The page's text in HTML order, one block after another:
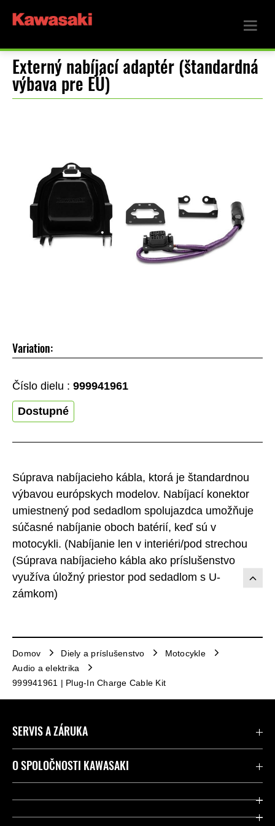
Externý nabíjací adaptér (štandardná
výbava pre EÚ)
Súprava nabíjacieho kábla, ktorá je štandardnou
výbavou európskych modelov. Nabíjací konektor
umiestnený pod sedadlom spolujazdca umožňuje
súčasné nabíjanie oboch batérií, keď sú v
motocykli. (Nabíjanie len v interiéri/pod strechou
(Súprava nabíjacieho kábla ako príslušenstvo
využíva úložný priestor pod sedadlom s U-
zámkom)
Variation:
Číslo dielu : 999941961
Dostupné
Domov Diely a príslušenstvo
Motocykle
Audio a elektrika
999941961 | Plug-In Charge Cable Kit
SERVIS A ZÁRUKA
Kontaktujte nás
Legálny
O SPOLOČNOSTI KAWASAKI
Spoločnosť